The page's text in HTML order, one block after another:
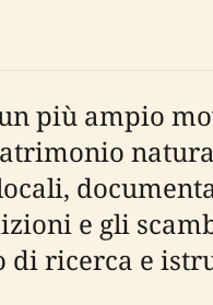
più ampio
e gli
ricerca e